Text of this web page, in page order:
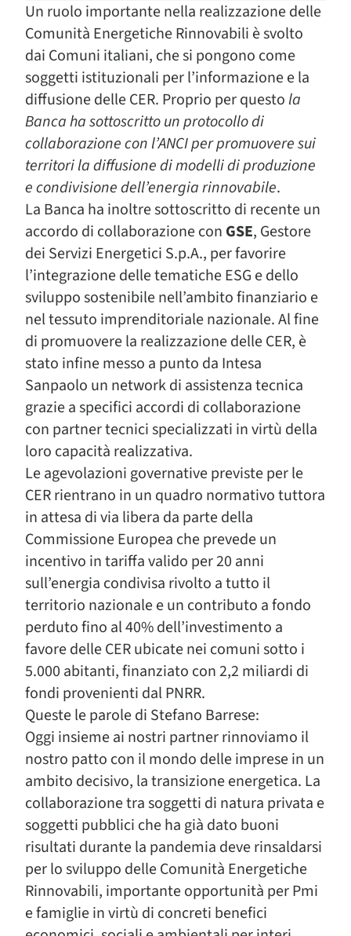
Un ruolo importante nella realizzazione delle
Comunità Energetiche Rinnovabili è svolto
dai Comuni italiani, che si pongono come
soggetti istituzionali per l’informazione e la
diffusione delle CER. Proprio per questo la
Banca ha sottoscritto un protocollo di
collaborazione con l’ANCI per promuovere sui
territori la diffusione di modelli di produzione
e condivisione dell’energia rinnovabile.
La Banca ha inoltre sottoscritto di recente un
accordo di collaborazione con GSE, Gestore
dei Servizi Energetici S.p.A., per favorire
l’integrazione delle tematiche ESG e dello
sviluppo sostenibile nell’ambito finanziario e
nel tessuto imprenditoriale nazionale. Al fine
di promuovere la realizzazione delle CER, è
stato infine messo a punto da Intesa
Sanpaolo un network di assistenza tecnica
grazie a specifici accordi di collaborazione
con partner tecnici specializzati in virtù della
loro capacità realizzativa.
Le agevolazioni governative previste per le
CER rientrano in un quadro normativo tuttora
in attesa di via libera da parte della
Commissione Europea che prevede un
incentivo in tariffa valido per 20 anni
sull’energia condivisa rivolto a tutto il
territorio nazionale e un contributo a fondo
perduto fino al 40% dell’investimento a
favore delle CER ubicate nei comuni sotto i
5.000 abitanti, finanziato con 2,2 miliardi di
fondi provenienti dal PNRR.
Queste le parole di Stefano Barrese:
Oggi insieme ai nostri partner rinnoviamo il
nostro patto con il mondo delle imprese in un
ambito decisivo, la transizione energetica. La
collaborazione tra soggetti di natura privata e
soggetti pubblici che ha già dato buoni
risultati durante la pandemia deve rinsaldarsi
per lo sviluppo delle Comunità Energetiche
Rinnovabili, importante opportunità per Pmi
e famiglie in virtù di concreti benefici